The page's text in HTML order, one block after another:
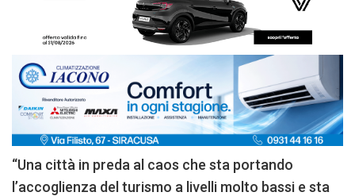
“Una città in preda al caos che sta portando
l’accoglienza del turismo a livelli molto bassi e sta